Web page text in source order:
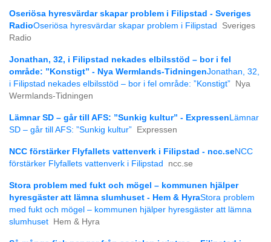
Oseriösa hyresvärdar skapar problem i Filipstad - Sveriges
RadioOseriösa hyresvärdar skapar problem i Filipstad
Sveriges
Radio
Jonathan, 32, i Filipstad nekades elbilsstöd – bor i fel
område: ”Konstigt” - Nya Wermlands-TidningenJonathan, 32,
i Filipstad nekades elbilsstöd – bor i fel område: ”Konstigt”
Nya
Wermlands-Tidningen
Lämnar SD – går till AFS: ”Sunkig kultur” - Expressen Lämnar
SD – går till AFS: ”Sunkig kultur”
Expressen
NCC förstärker Flyfallets vattenverk i Filipstad - ncc.seNCC
förstärker Flyfallets vattenverk i Filipstad
ncc.se
Stora problem med fukt och mögel – kommunen hjälper
hyresgäster att lämna slumhuset - Hem & HyraStora problem
med fukt och mögel – kommunen hjälper hyresgäster att lämna
slumhuset
Hem & Hyra